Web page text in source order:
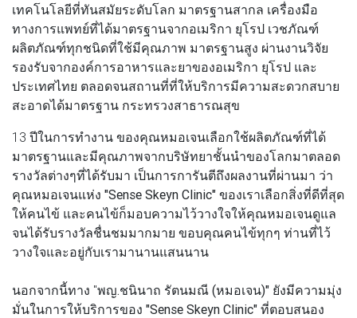
เทคโนโลยีที่ทันสมัยระดับโลก มาตรฐานสากล เครื่องมือ
ทางการแพทย์ที่ได้มาตรฐานจากอเมริกา ยุโรป เวชภัณฑ์
ผลิตภัณฑ์ทุกชนิดที่ใช้มีคุณภาพ มาตรฐานสูง ผ่านงานวิจัย
รองรับจากองค์การอาหารและยาของอเมริกา ยุโรป และ
ประเทศไทย ตลอดจนสถานที่ที่ให้บริการมีความสะดวกสบาย
สะอาดได้มาตรฐาน กระทรวงสาธารณสุข
13 ปีในการทำงาน ของคุณหมอเจนเลือกใช้ผลิตภัณฑ์ที่ได้
มาตรฐานและมีคุณภาพจากบริษัทยาชั้นนำของโลกมาตลอด
รางวัลต่างๆที่ได้รับมา เป็นการการันตีถึงผลงานที่ผ่านมา ว่า
คุณหมอเจนแห่ง "Sense Skeyn Clinic" ของเราเลือกสิ่งที่ดีที่สุด
ให้คนไข้ และคนไข้ก็มอบความไว้วางใจให้คุณหมอเจนดูแล
จนได้รับรางวัลชื่นชมมากมาย ขอบคุณคนไข้ทุกๆ ท่านที่ไว้
วางใจและอยู่กับเรามานานแสนนาน
นอกจากนี้ทาง "พญ.ชนินาถ รัตนมณี (หมอเจน)" ยังมีความมุ่ง
มั่นในการให้บริการของ "Sense Skeyn Clinic" ที่ตอบสนอง